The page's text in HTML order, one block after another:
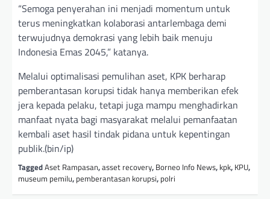
“Semoga penyerahan ini menjadi momentum untuk
terus meningkatkan kolaborasi antarlembaga demi
terwujudnya demokrasi yang lebih baik menuju
Indonesia Emas 2045,” katanya.
Melalui optimalisasi pemulihan aset, KPK berharap
pemberantasan korupsi tidak hanya memberikan efek
jera kepada pelaku, tetapi juga mampu menghadirkan
manfaat nyata bagi masyarakat melalui pemanfaatan
kembali aset hasil tindak pidana untuk kepentingan
publik.(bin/ip)
TaggedAset Rampasan,asset recovery, Borneo Info News, kpk, KPU,
museum pemilu, pemberantasan korupsi, polri